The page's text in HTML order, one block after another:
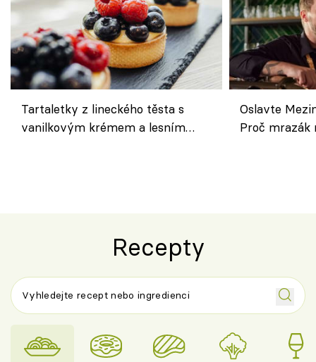
Tartaletky z lineckého těsta s
vanilkovým krémem a lesním
Oslavte
Proč
Recepty